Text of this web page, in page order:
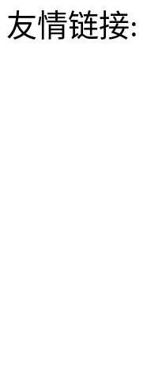
友情链接: